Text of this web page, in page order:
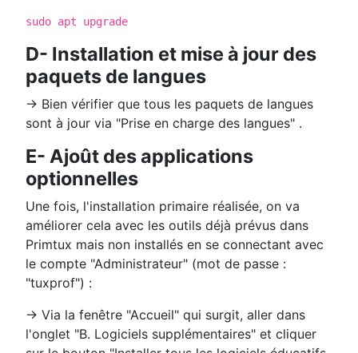
sudo apt upgrade
D- Installation et mise à jour des
paquets de langues
→ Bien vérifier que tous les paquets de langues
sont à jour via "Prise en charge des langues" .
E- Ajoût des applications
optionnelles
Une fois, l'installation primaire réalisée, on va
améliorer cela avec les outils déjà prévus dans
Primtux mais non installés en se connectant avec
le compte "Administrateur" (mot de passe :
"tuxprof") :
→ Via la fenêtre "Accueil" qui surgit, aller dans
l'onglet "B. Logiciels supplémentaires" et cliquer